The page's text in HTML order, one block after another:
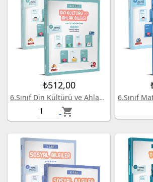
₺512,00
6.Sınıf Din Kültürü ve Ahlak Bil.Seti (25-26)
shopping_cart